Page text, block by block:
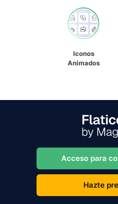
Iconos
Animados
Acceso para
Hazte